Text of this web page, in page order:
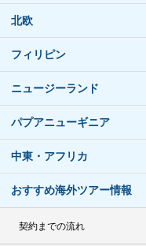
北欧
フィリピン
ニュージーランド
パプアニューギニア
中東・アフリカ
おすすめ海外ツアー情報
契約までの流れ